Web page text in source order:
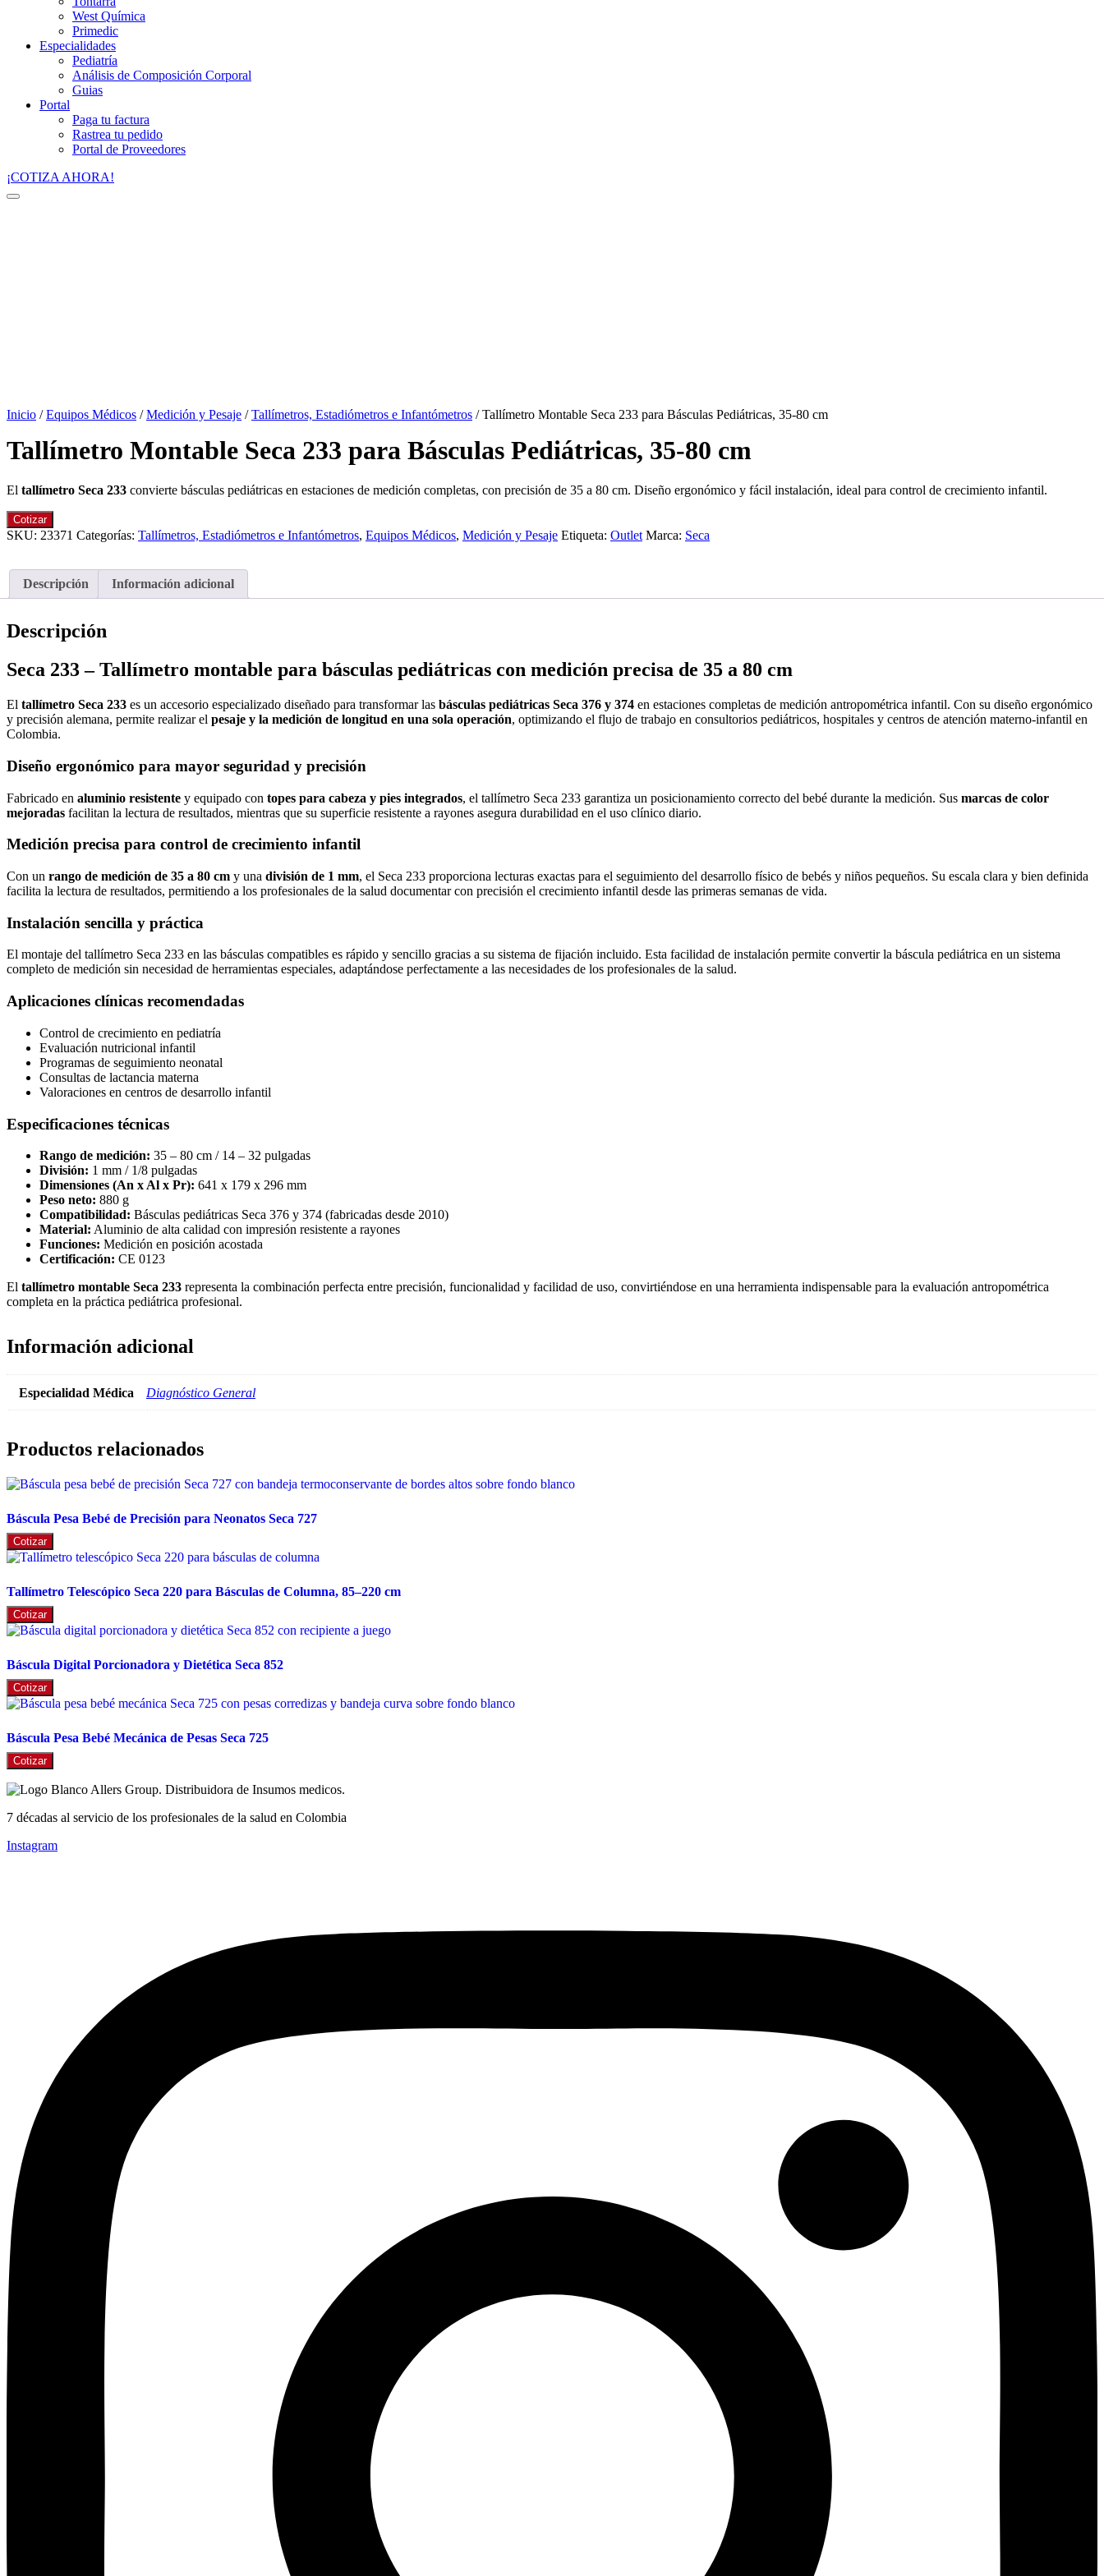
West Química
Primedic
Especialidades
Pediatría
Análisis de Composición Corporal
Guias
Portal
Paga tu factura
Rastrea tu pedido
Portal de Proveedores
¡COTIZA AHORA!
Inicio /Equipos Médicos /Medición y Pesaje /Tallímetros, Estadiómetros e Infantómetros / Tallímetro Montable Seca 233 para Básculas Pediátricas, 35-80 cm
Tallímetro Montable Seca 233 para Básculas Pediátricas, 35-80 cm
El tallímetro Seca 233 convierte básculas pediátricas en estaciones de medición completas, con precisión de 35 a 80 cm. Diseño ergonómico y fácil instalación, ideal para control de crecimiento infantil.
Cotizar
SKU: 23371 Categorías: Tallímetros, Estadiómetros e Infantómetros, Equipos Médicos, Medición y Pesaje Etiqueta: Outlet Marca: Seca
Descripción Información adicional
Descripción
Seca 233 – Tallímetro montable para básculas pediátricas con medición precisa de 35 a 80 cm
El tallímetro Seca 233 es un accesorio especializado diseñado para transformar las básculas pediátricas Seca 376 y 374 en estaciones completas de medición antropométrica infantil. Con su diseño ergonómico
y precisión alemana, permite realizar el pesaje y la medición de longitud en una sola operación, optimizando el flujo de trabajo en consultorios pediátricos, hospitales y centros de atención materno-infantil en
Colombia.
Diseño ergonómico para mayor seguridad y precisión
Fabricado en aluminio resistente y equipado con topes para cabeza y pies integrados, el tallímetro Seca 233 garantiza un posicionamiento correcto del bebé durante la medición. Sus marcas de color
mejoradas facilitan la lectura de resultados, mientras que su superficie resistente a rayones asegura durabilidad en el uso clínico diario.
Medición precisa para control de crecimiento infantil
Con un rango de medición de 35 a 80 cm y una división de 1 mm, el Seca 233 proporciona lecturas exactas para el seguimiento del desarrollo físico de bebés y niños pequeños. Su escala clara y bien definida
facilita la lectura de resultados, permitiendo a los profesionales de la salud documentar con precisión el crecimiento infantil desde las primeras semanas de vida.
Instalación sencilla y práctica
El montaje del tallímetro Seca 233 en las básculas compatibles es rápido y sencillo gracias a su sistema de fijación incluido. Esta facilidad de instalación permite convertir la báscula pediátrica en un sistema
completo de medición sin necesidad de herramientas especiales, adaptándose perfectamente a las necesidades de los profesionales de la salud.
Aplicaciones clínicas recomendadas
Control de crecimiento en pediatría
Evaluación nutricional infantil
Programas de seguimiento neonatal
Consultas de lactancia materna
Valoraciones en centros de desarrollo infantil
Especificaciones técnicas
Rango de medición: 35 – 80 cm / 14 – 32 pulgadas
División: 1 mm / 1/8 pulgadas
Dimensiones (An x Al x Pr): 641 x 179 x 296 mm
Peso neto: 880 g
Compatibilidad: Básculas pediátricas Seca 376 y 374 (fabricadas desde 2010)
Material: Aluminio de alta calidad con impresión resistente a rayones
Funciones: Medición en posición acostada
Certificación: CE 0123
El tallímetro montable Seca 233 representa la combinación perfecta entre precisión, funcionalidad y facilidad de uso, convirtiéndose en una herramienta indispensable para la evaluación antropométrica
completa en la práctica pediátrica profesional.
Información adicional
Especialidad Médica Diagnóstico General
Productos relacionados
Báscula Pesa Bebé de Precisión para Neonatos Seca 727
Cotizar
Tallímetro Telescópico Seca 220 para Básculas de Columna, 85–220 cm
Cotizar
Báscula Digital Porcionadora y Dietética Seca 852
Cotizar
Báscula Pesa Bebé Mecánica de Pesas Seca 725
Cotizar
7 décadas al servicio de los profesionales de la salud en Colombia
Instagram